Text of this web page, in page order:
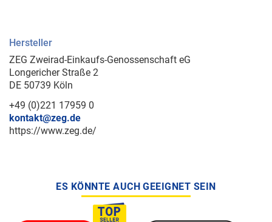
Hersteller
ZEG Zweirad-Einkaufs-Genossenschaft eG
Longericher Straße 2
DE 50739 Köln
+49 (0)221 17959 0
kontakt@zeg.de
https://www.zeg.de/
ES KÖNNTE AUCH GEEIGNET SEIN